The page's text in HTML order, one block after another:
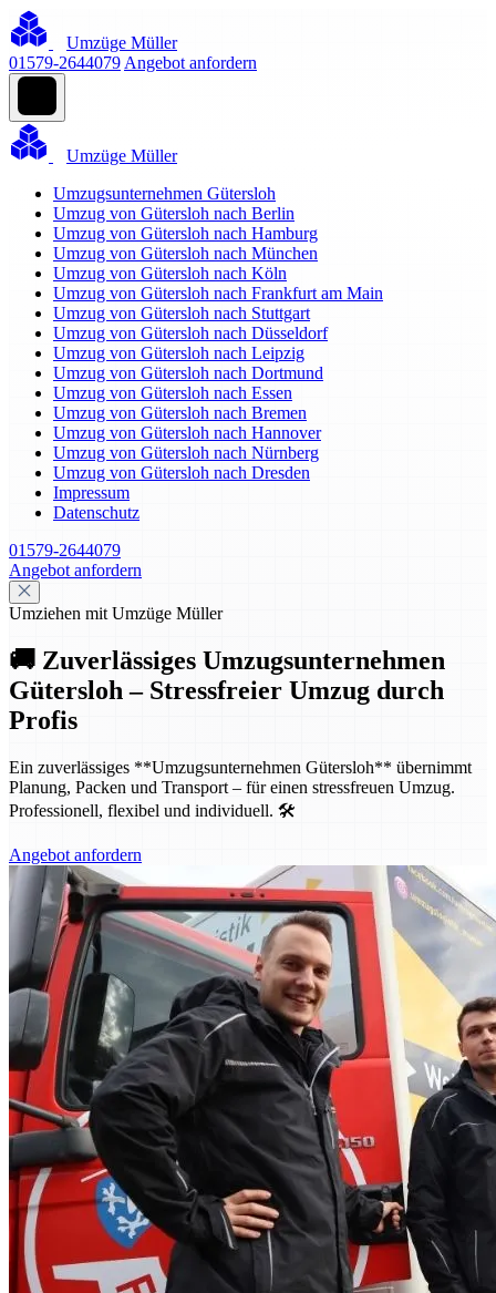
Umzüge Müller
01579-2644079 Angebot anfordern
Umzüge Müller
Umzugsunternehmen Gütersloh
Umzug von Gütersloh nach Berlin
Umzug von Gütersloh nach Hamburg
Umzug von Gütersloh nach München
Umzug von Gütersloh nach Köln
Umzug von Gütersloh nach Frankfurt am Main
Umzug von Gütersloh nach Stuttgart
Umzug von Gütersloh nach Düsseldorf
Umzug von Gütersloh nach Leipzig
Umzug von Gütersloh nach Dortmund
Umzug von Gütersloh nach Essen
Umzug von Gütersloh nach Bremen
Umzug von Gütersloh nach Hannover
Umzug von Gütersloh nach Nürnberg
Umzug von Gütersloh nach Dresden
Impressum
Datenschutz
01579-2644079
Angebot anfordern
Umziehen mit Umzüge Müller
🚚 Zuverlässiges Umzugsunternehmen
Gütersloh – Stressfreier Umzug durch
Profis
Ein zuverlässiges **Umzugsunternehmen Gütersloh** übernimmt
Planung, Packen und Transport – für einen stressfreuen Umzug.
Professionell, flexibel und individuell. 🛠️
Angebot anfordern